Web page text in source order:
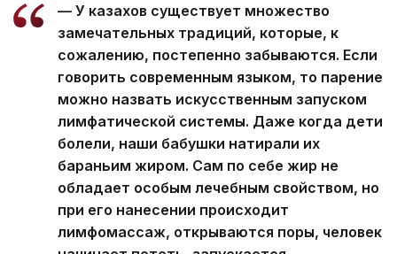
— У казахов существует множество
замечательных традиций, которые, к
сожалению, постепенно забываются. Если
говорить современным языком, то парение
можно назвать искусственным запуском
лимфатической системы. Даже когда дети
болели, наши бабушки натирали их
бараньим жиром. Сам по себе жир не
обладает особым лечебным свойством, но
при его нанесении происходит
лимфомассаж, открываются поры, человек